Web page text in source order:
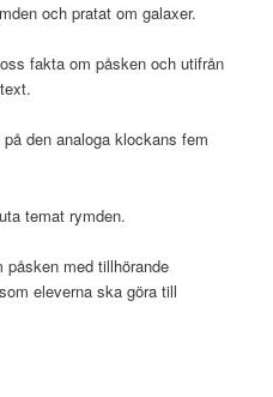
och pratat om galaxer.
fakta om påsken och utifrån
den analoga klockans fem
temat rymden.
med tillhörande
eleverna ska göra till